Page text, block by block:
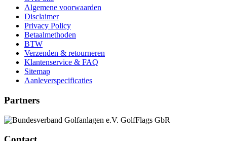
Algemene voorwaarden
Disclaimer
Privacy Policy
Betaalmethoden
BTW
Verzenden & retourneren
Klantenservice & FAQ
Sitemap
Aanleverspecificaties
Partners